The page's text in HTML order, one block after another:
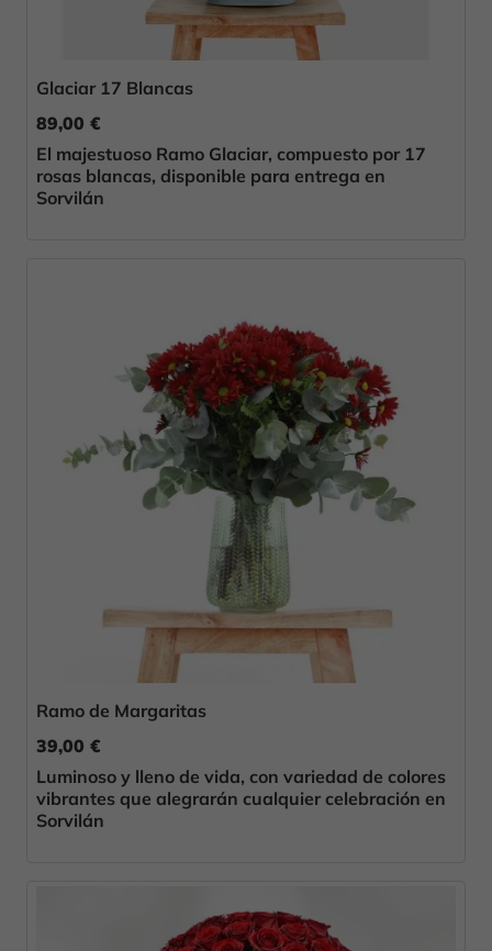
Glaciar 17 Blancas
89,00 €
El majestuoso Ramo Glaciar, compuesto por 17
rosas blancas, disponible para entrega en
Sorvilán
Ramo de Margaritas
39,00 €
Luminoso y lleno de vida, con variedad de colores
vibrantes que alegrarán cualquier celebración en
Sorvilán